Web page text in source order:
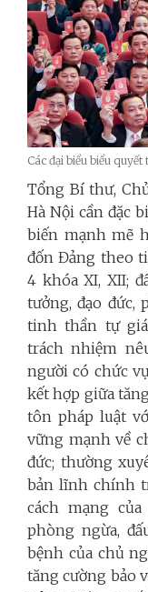
Các đại biểu biểu
Tổng Bí thư,
Hà Nội cần đặc
biến mạnh mẽ
đốn Đảng theo
4 khóa XI, XII;
tưởng, đạo đức,
tinh thần tự
trách nhiệm
người có chức
kết hợp giữa
tôn pháp luật
vững mạnh về
đức; thường
bản lĩnh chính
cách mạng
phòng ngừa,
bệnh của chủ
tăng cường bảo